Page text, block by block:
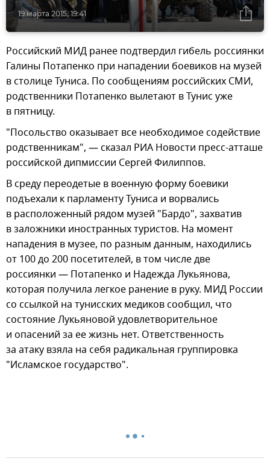
19 марта 2015, 19:41
Российский МИД ранее подтвердил гибель россиянки
Галины Потапенко при нападении боевиков на музей
в столице Туниса. По сообщениям российских СМИ,
родственники Потапенко вылетают в Тунис уже
в пятницу.
"Посольство оказывает все необходимое содействие
родственникам", — сказал РИА Новости пресс-атташе
российской дипмиссии Сергей Филиппов.
В среду переодетые в военную форму боевики
подъехали к парламенту Туниса и ворвались
в расположенный рядом музей "Бардо", захватив
в заложники иностранных туристов. На момент
нападения в музее, по разным данным, находились
от 100 до 200 посетителей, в том числе две
россиянки — Потапенко и Надежда Лукьянова,
которая получила легкое ранение в руку. МИД России
со ссылкой на тунисских медиков сообщил, что
состояние Лукьяновой удовлетворительное
и опасений за ее жизнь нет. Ответственность
за атаку взяла на себя радикальная группировка
"Исламское государство".